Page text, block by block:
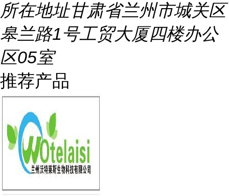
所在地址甘肃省兰州市城关区
皋兰路1号工贸大厦四楼办公
区05室
推荐产品